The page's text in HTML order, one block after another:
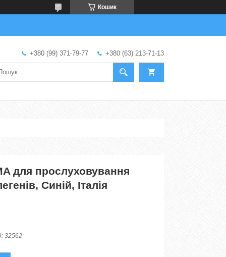
Кошик
+380 (99) 371-79-77 +380 (63) 213-71-13
для прослуховування
Синій, Італія
32562